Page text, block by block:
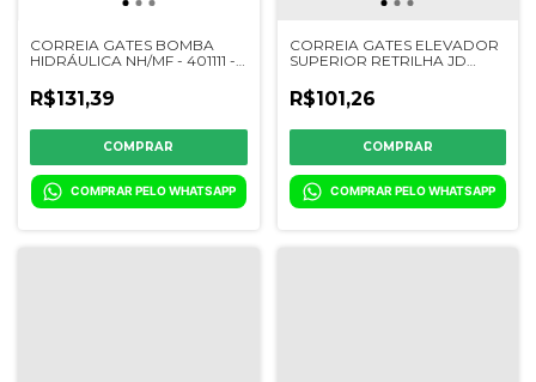
CORREIA GATES BOMBA
HIDRÁULICA NH/MF - 401111 -
3590943M1
R$131,39
COMPRAR PELO WHATSAPP
CORREIA GATES ELEVADOR
SUPERIOR RETRILHA JD
- 201150 - Z45026
R$101,26
COMPRAR PELO WHATSAPP